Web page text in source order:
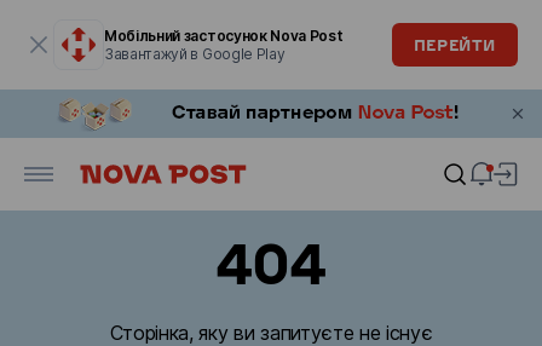
Мобільний застосунок Nova Post
Завантажуй в Google Play
ПЕРЕЙТИ
404
Сторінка, яку ви запитуєте не існує